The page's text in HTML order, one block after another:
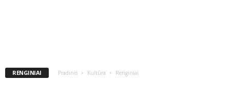
RENGINIAI Pradinis Kultūra Renginiai